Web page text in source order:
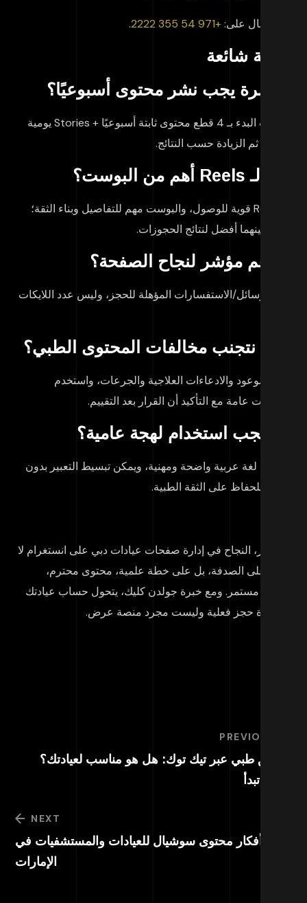
الاتصال على: +971 54 355 2222
.
شائعة
مرة يجب نشر محتوى أسبوعيًا؟
مناسب البدء بـ 4 قطع محتوى ثابتة أسبوعيًا + Stories يومية
ثم الزيادة حسب النتائج.
الـ Reels قوية للوصول، والبوست مهم للتفاصيل وبناء الثقة؛
بينهما أفضل لنتائج الحجوزات.
أهم مؤشر لنجاح الصفحة؟
الرسائل/الاستفسارات المؤهلة للحجز، وليس عدد اللايكات
نتجنب مخالفات المحتوى الطبي؟
الوعود والادعاءات العلاجية والجرعات، واستخدم
عامة مع التأكيد أن القرار بعد التقييم.
يجب استخدام لهجة عامية؟
لغة عربية واضحة ومهنية، ويمكن تبسيط التعبير بدون
للحفاظ على الثقة الطبية.
النجاح في إدارة صفحات عيادات دبي على انستغرام لا
على الصدفة، بل على خطة علمية، محتوى محترم،
مستمر. ومع خبرة جولدن كليك، يتحول حساب عيادتك
قناة حجز فعلية وليست مجرد منصة عرض.
PREVIOUS
طبي عبر تيك توك: هل هو مناسب لعيادتك؟
NEXT
أفكار محتوى سوشيال للعيادات والمستشفيات في
الإمارات